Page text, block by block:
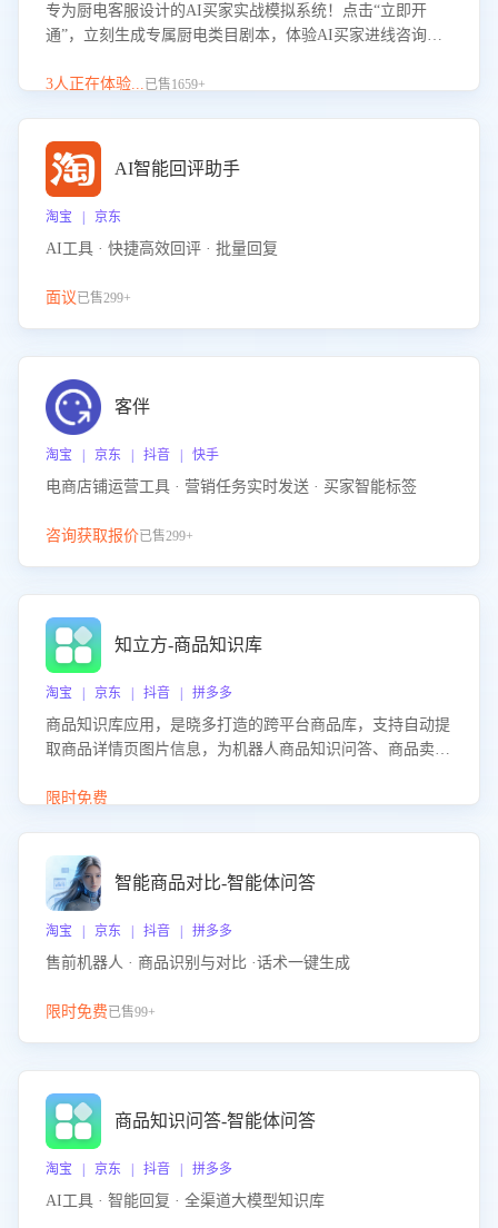
专为厨电客服设计的AI买家实战模拟系统！点击“立即开
通”，立刻生成专属厨电类目剧本，体验AI买家进线咨询真
实场景应对技巧！
3人正在体验...已售1659+
AI智能回评助手
淘宝 | 京东
AI工具 · 快捷高效回评 · 批量回复
面议已售299+
客伴
淘宝 | 京东 | 抖音 | 快手
电商店铺运营工具 · 营销任务实时发送 · 买家智能标签
咨询获取报价已售299+
知立方-商品知识库
淘宝 | 京东 | 抖音 | 拼多多
商品知识库应用，是晓多打造的跨平台商品库，支持自动提
取商品详情页图片信息，为机器人商品知识问答、商品卖点
限时免费
智能商品对比-智能体问答
淘宝 | 京东 | 抖音 | 拼多多
售前机器人 · 商品识别与对比 ·话术一键生成
限时免费已售99+
商品知识问答-智能体问答
淘宝 | 京东 | 抖音 | 拼多多
AI工具 · 智能回复 · 全渠道大模型知识库